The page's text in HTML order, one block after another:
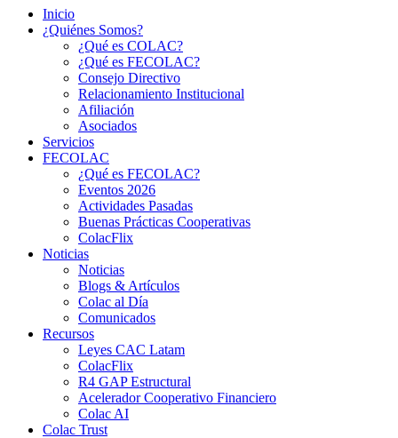
Inicio
¿Quiénes Somos?
¿Qué es COLAC?
¿Qué es FECOLAC?
Consejo Directivo
Relacionamiento Institucional
Afiliación
Asociados
Servicios
FECOLAC
¿Qué es FECOLAC?
Eventos 2026
Actividades Pasadas
Buenas Prácticas Cooperativas
ColacFlix
Noticias
Noticias
Blogs & Artículos
Colac al Día
Comunicados
Recursos
Leyes CAC Latam
ColacFlix
R4 GAP Estructural
Acelerador Cooperativo Financiero
Colac AI
Colac Trust